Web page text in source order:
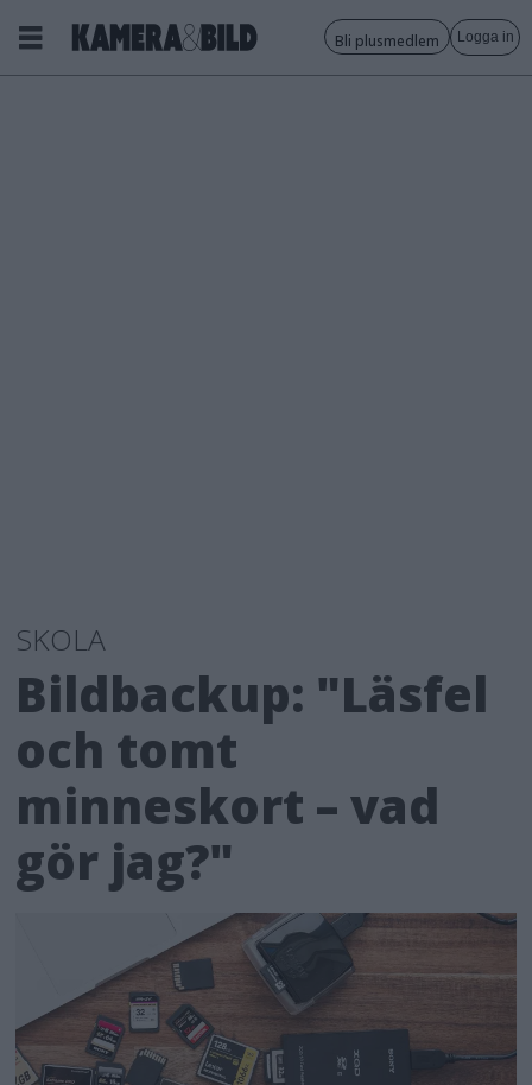
Bli plusmedlem Logga in
SKOLA
Bildbackup: "Läsfel
och tomt
minneskort – vad
gör jag?"